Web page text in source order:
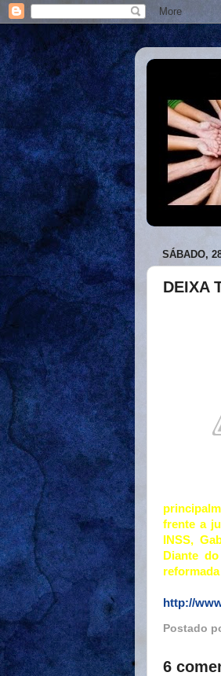
SÁBADO,
DEIXA
frente a
INSS,
Diante
http://
Postado
6